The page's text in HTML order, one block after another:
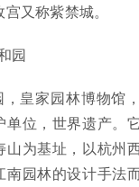
又称紫禁城。
园
，皇家园林博物馆
单位，世界遗产。
山为基址，以杭州
南园林的设计手法